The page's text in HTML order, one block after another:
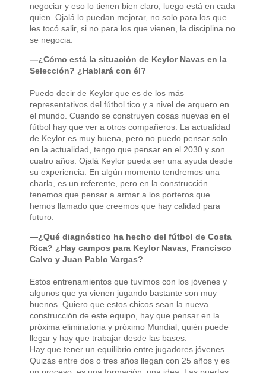
negociar y eso lo tienen bien claro, luego está en cada
quien. Ojalá lo puedan mejorar, no solo para los que
les tocó salir, si no para los que vienen, la disciplina no
se negocia.
—¿Cómo está la situación de Keylor Navas en la
Selección? ¿Hablará con él?
Puedo decir de Keylor que es de los más
representativos del fútbol tico y a nivel de arquero en
el mundo. Cuando se construyen cosas nuevas en el
fútbol hay que ver a otros compañeros. La actualidad
de Keylor es muy buena, pero no puedo pensar solo
en la actualidad, tengo que pensar en el 2030 y son
cuatro años. Ojalá Keylor pueda ser una ayuda desde
su experiencia. En algún momento tendremos una
charla, es un referente, pero en la construcción
tenemos que pensar a armar a los porteros que
hemos llamado que creemos que hay calidad para
futuro.
—¿Qué diagnóstico ha hecho del fútbol de Costa
Rica? ¿Hay campos para Keylor Navas, Francisco
Calvo y Juan Pablo Vargas?
Estos entrenamientos que tuvimos con los jóvenes y
algunos que ya vienen jugando bastante son muy
buenos. Quiero que estos chicos sean la nueva
construcción de este equipo, hay que pensar en la
próxima eliminatoria y próximo Mundial, quién puede
llegar y hay que trabajar desde las bases.
Hay que tener un equilibrio entre jugadores jóvenes.
Quizás entre dos o tres años llegan con 25 años y es